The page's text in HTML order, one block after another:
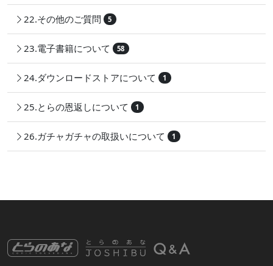
22.その他のご質問 5
23.電子書籍について 58
24.ダウンロードストアについて 1
25.とらの恩返しについて 1
26.ガチャガチャの取扱いについて 1